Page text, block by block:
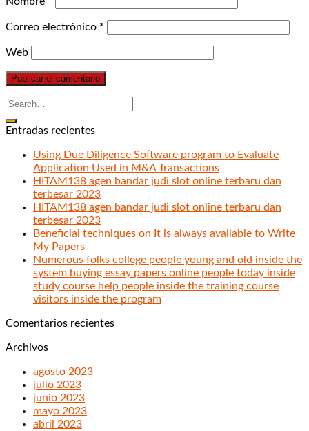
Correo electrónico *
Web
Entradas recientes
Using Due Diligence Software program to Evaluate
Application Used in M&A Transactions
HITAM138 agen bandar judi slot online terbaru dan
terbesar 2023
HITAM138 agen bandar judi slot online terbaru dan
terbesar 2023
Beneficial techniques on It is always available to Write
My Papers
Numerous folks college people young and old inside the
system buying essay papers online people today inside
study course help people inside the training course
visitors inside the program
Comentarios recientes
Archivos
agosto 2023
julio 2023
junio 2023
mayo 2023
abril 2023